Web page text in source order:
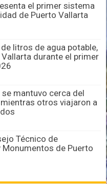
el primer sistema
de Puerto Vallarta
litros de agua potable,
durante el primer
mantuvo cerca del
otros viajaron a
Técnico de
Monumentos de Puerto